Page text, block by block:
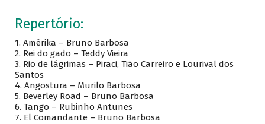
Repertório:
1. Amérika – Bruno Barbosa
2. Rei do gado – Teddy Vieira
3. Rio de lágrimas – Piraci, Tião Carreiro e Lourival dos
Santos
4. Angostura – Murilo Barbosa
5. Beverley Road – Bruno Barbosa
6. Tango – Rubinho Antunes
7. El Comandante – Bruno Barbosa